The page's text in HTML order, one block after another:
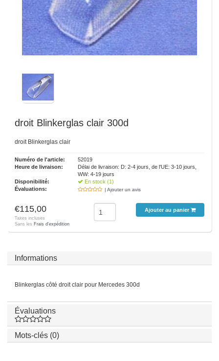
droit Blinkerglas clair 300d
droit Blinkerglas clair
Numéro de l'article:
52019
Heure de livraison:
Délai de livraison: D: 2-4 jours, de l'UE: 3-10 jours,
WW: 4-19 jours
Disponibilité:
En stock (1)
Évaluations:
| Ajouter un avis
€115,00
Taxes incluses
Sans les Frais d'expédition
Ajouter au panier
Informations
Blinkerglas côté droit clair pour Mercedes 300d
Évaluations
Mots-clés (0)